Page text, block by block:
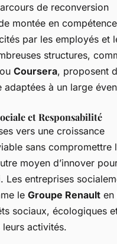
de reconversion
montée en
par les employés et
structures,
ou Coursera, proposent
à un large
et Responsabilité
vers une croissance
sans compromettre
moyen d’innover
Les entreprises
le Groupe Renault en
sociaux, écologiques
activités.